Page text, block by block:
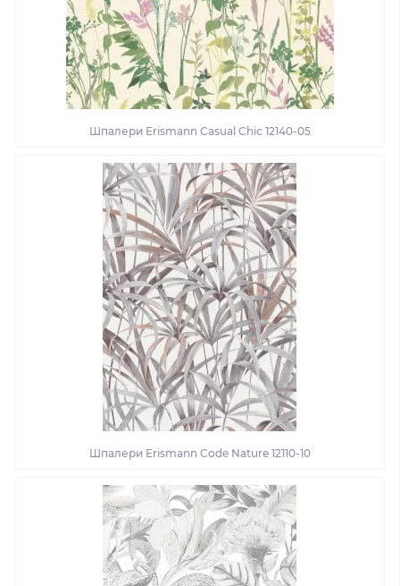
Шпалери Erismann Casual Chic 12140-05
Шпалери Erismann Code Nature 12110-10